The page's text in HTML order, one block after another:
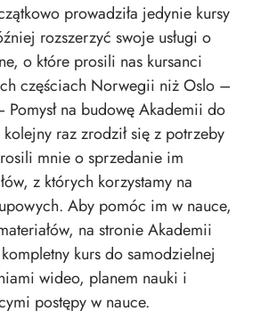
prowadziła jedynie kursy
rozszerzyć swoje usługi o
o które prosili nas kursanci
częściach Norwegii niż Oslo –
Pomysł na budowę Akademii do
raz zrodził się z potrzeby
mnie o sprzedanie im
z których korzystamy na
Aby pomóc im w nauce,
na stronie Akademii
kurs do samodzielnej
wideo, planem nauki i
postępy w nauce.